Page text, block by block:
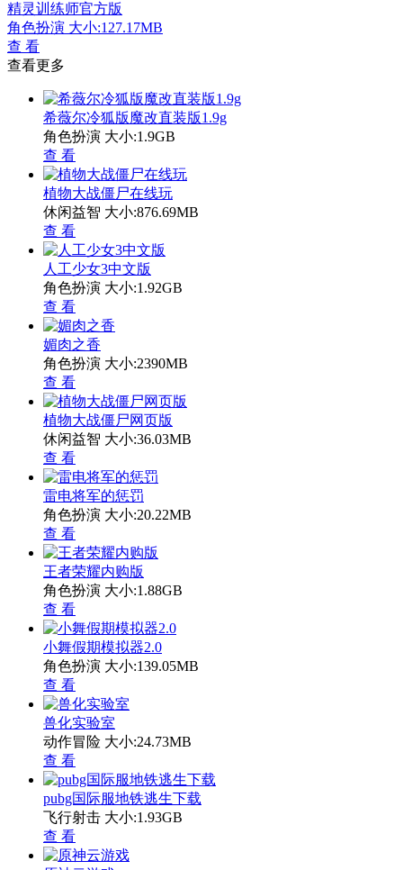
精灵训练师官方版
角色扮演 大小:127.17MB
查 看
查看更多
希薇尔冷狐版魔改直装版1.9g
角色扮演 大小:1.9GB
查 看
植物大战僵尸在线玩
休闲益智 大小:876.69MB
查 看
人工少女3中文版
角色扮演 大小:1.92GB
查 看
媚肉之香
角色扮演 大小:2390MB
查 看
植物大战僵尸网页版
休闲益智 大小:36.03MB
查 看
雷电将军的惩罚
角色扮演 大小:20.22MB
查 看
王者荣耀内购版
角色扮演 大小:1.88GB
查 看
小舞假期模拟器2.0
角色扮演 大小:139.05MB
查 看
兽化实验室
动作冒险 大小:24.73MB
查 看
pubg国际服地铁逃生下载
飞行射击 大小:1.93GB
查 看